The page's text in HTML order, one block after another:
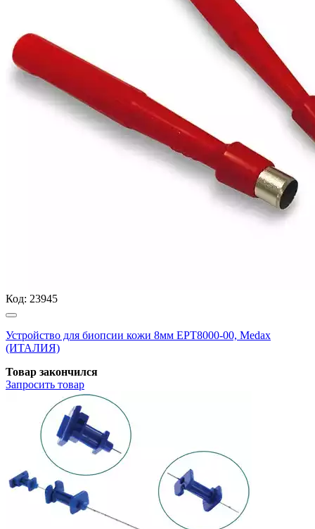
Код: 23945
Устройство для биопсии кожи 8мм EPT8000-00, Medax
(ИТАЛИЯ)
Товар закончился
Запросить товар